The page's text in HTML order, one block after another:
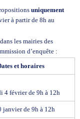
uniquement
à partir de 8h au
les mairies des
d’enquête :
et horaires
4 février de 9h à 12h
janvier de 9h à 12h